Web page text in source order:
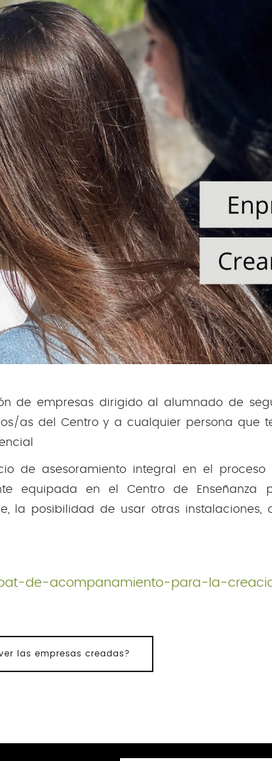
de empresas dirigido al alumnado de
as del Centro y a cualquier persona que
de asesoramiento integral en el
equipada en el Centro de Enseñanza
la posibilidad de usar otras instalaciones,
de-acompanamiento-para-la-
las empresas creadas?